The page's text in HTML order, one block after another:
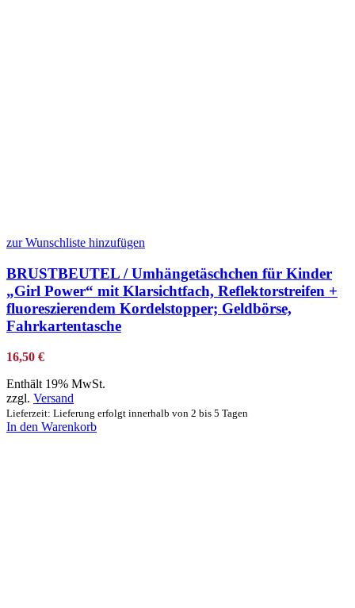
zur Wunschliste hinzufügen
BRUSTBEUTEL / Umhängetäschchen für Kinder
„Girl Power“ mit Klarsichtfach, Reflektorstreifen +
fluoreszierendem Kordelstopper; Geldbörse,
Fahrkartentasche
16,50 €
Enthält 19% MwSt.
zzgl. Versand
Lieferzeit: Lieferung erfolgt innerhalb von 2 bis 5 Tagen
In den Warenkorb